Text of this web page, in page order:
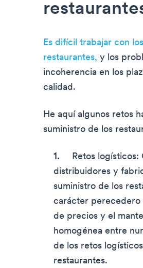
Es difícil trabajar con
restaurantes, y los
incoherencia en los
calidad.
He aquí algunos retos
suministro de los
Retos
distribuidores y
suministro de los
carácter perecedero
de precios y el
homogénea entre
de los retos
restaurantes.